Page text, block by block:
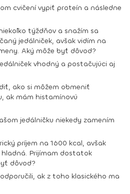
cvičení vypiť proteín a následne
týždňov a snažím sa
jedálniček, avšak vidím na
Aký môže byť dôvod?
vhodný a postačujúci aj
ako si môžem obmeniť
ak mám histamínovú
jedálničku niekedy zamením
príjem na 1600 kcal, avšak
Prijímam dostatok
dôvod?
ak z toho klasického ma